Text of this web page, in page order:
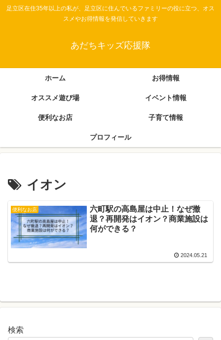
足立区在住35年以上の私が、足立区に住んでいるファミリーの役に立つ、オス
スメやお得情報を発信していきます
あだちキッズ応援隊
ホーム お得情報
オススメ遊び場 イベント情報
便利なお店 子育て情報
プロフィール
イオン
便利なお店
六町駅の高島屋は中止！なぜ撤
退？再開発はイオン？商業施設は
何ができる？
2024.05.21
検索